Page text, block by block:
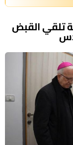
تلقي القبض